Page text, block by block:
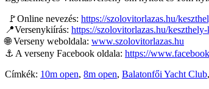
🚩Online nevezés: https://szolovitorlazas.hu/
📍Versenykiírás: https://szolovitorlazas.hu/
🌐 Verseny weboldala: www.szolovitorlazas.hu
⚓️ A verseny Facebook oldala: https://
Címkék: 10m open, 8m open, Balatonfői Yacht Club,